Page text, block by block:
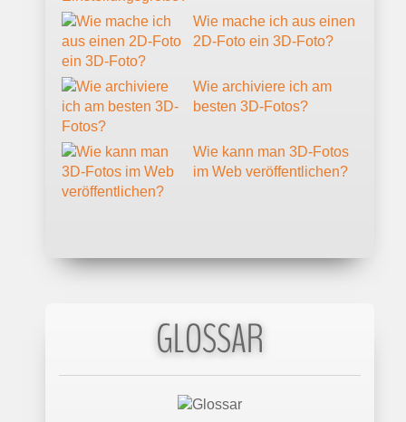
Wie mache ich aus einen
2D-Foto ein 3D-Foto?
Wie archiviere ich am
besten 3D-Fotos?
Wie kann man 3D-Fotos
im Web veröffentlichen?
GLOSSAR